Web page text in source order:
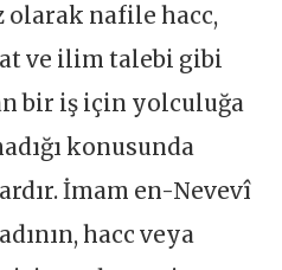
olarak nafile hacc,
ve ilim talebi gibi
bir iş için yolculuğa
konusunda
İmam en-Nevevî
hacc veya